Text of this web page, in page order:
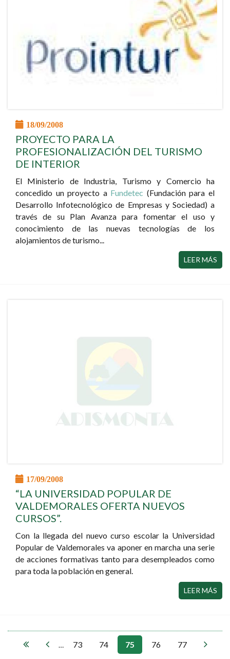
18/09/2008
PROYECTO PARA LA
PROFESIONALIZACIÓN DEL TURISMO
DE INTERIOR
El Ministerio de Industria, Turismo y Comercio ha
concedido un proyecto a Fundetec (Fundación para el
Desarrollo Infotecnológico de Empresas y Sociedad) a
través de su Plan Avanza para fomentar el uso y
conocimiento de las nuevas tecnologías de los
alojamientos de turismo...
LEER MÁS
17/09/2008
“LA UNIVERSIDAD POPULAR DE
VALDEMORALES OFERTA NUEVOS
CURSOS”.
Con la llegada del nuevo curso escolar la Universidad
Popular de Valdemorales va aponer en marcha una serie
de acciones formativas tanto para desempleados como
para toda la población en general.
LEER MÁS
PÁGINAS
… 73 74 75 76 77